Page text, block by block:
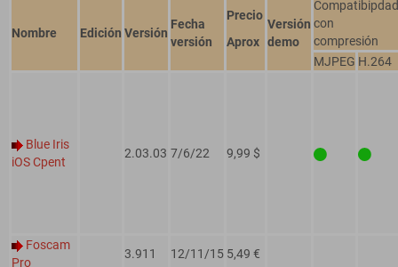
Nombre Edición Versión
Fecha
versión
Precio
Aprox
Versión
demo
Compatibipdad
con
compresión
MJPEG H.264
Blue Iris
iOS Cpent
2.03.03 7/6/22 9,99 $
Foscam
Pro
3.911 12/11/15 5,49 €